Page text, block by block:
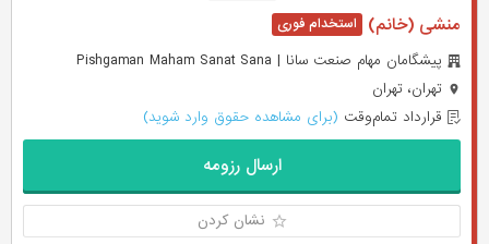
منشی (خانم)
پیشگامان مهام صنعت سانا | Pishgaman Maham Sanat Sana
تهران، تهران
قرارداد تمام‌وقت (برای مشاهده حقوق وارد شوید)
ارسال رزومه
نشان کردن